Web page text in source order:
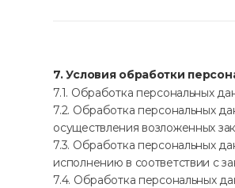
7. Условия обработки
7.1. Обработка персональных
7.2. Обработка персональных
осуществления возложенных
7.3. Обработка персональных
исполнению в соответствии с
7.4. Обработка персональных